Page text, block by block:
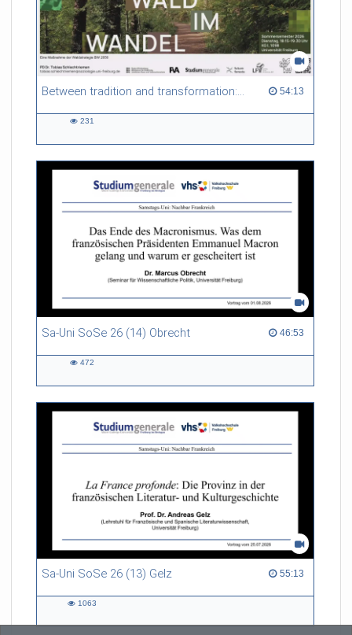
Between tradition and transformation: how owners, advisers and institutions co-create knowledge for resilient forests in Europe 54:13
54:13 duration
231
Sa-Uni SoSe 26 (14) Obrecht 46:53
46:53 duration
472
Sa-Uni SoSe 26 (13) Gelz 55:13
55:13 duration
1063